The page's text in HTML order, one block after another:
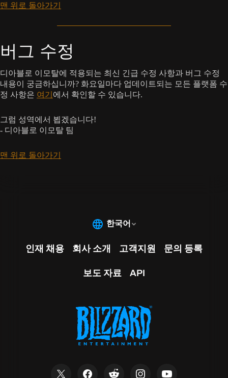
맨 위로 돌아가기
버그 수정
디아블로 이모탈에 적용되는 최신 긴급 수정 사항과 버그 수정
내용이 궁금하십니까? 화요일마다 업데이트되는 모든 플랫폼 수
정 사항은 여기 에서 확인할 수 있습니다.
그럼 성역에서 뵙겠습니다!
- 디아블로 이모탈 팀
맨 위로 돌아가기